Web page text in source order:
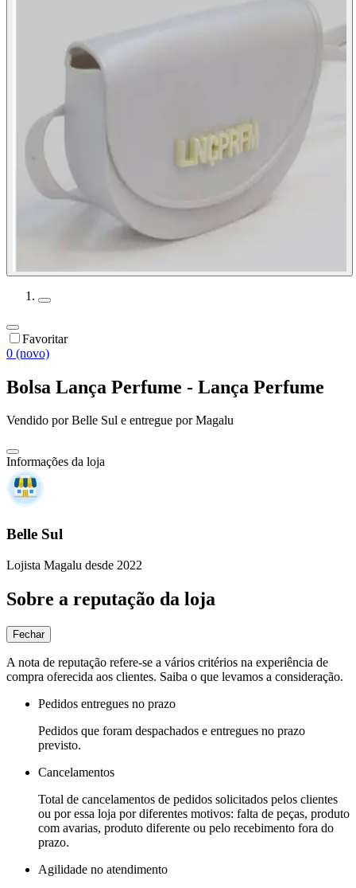
Favoritar
0 (novo)
Bolsa Lança Perfume - Lança Perfume
Vendido porBelle Sul e entregue por Magalu
Informações da loja
Belle Sul
Lojista Magalu desde 2022
Sobre a reputação da loja
Fechar
A nota de reputação refere-se a vários critérios na experiência de
compra oferecida aos clientes. Saiba o que levamos a consideração.
Pedidos entregues no prazo
Pedidos que foram despachados e entregues no prazo
previsto.
Cancelamentos
Total de cancelamentos de pedidos solicitados pelos clientes
ou por essa loja por diferentes motivos: falta de peças, produto
com avarias, produto diferente ou pelo recebimento fora do
prazo.
Agilidade no atendimento